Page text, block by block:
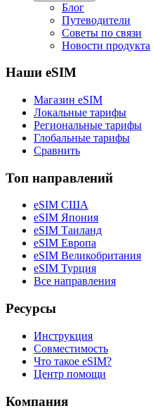
Блог
Путеводители
Советы по связи
Новости продукта
Наши eSIM
Магазин eSIM
Локальные тарифы
Региональные тарифы
Глобальные тарифы
Сравнить
Топ направлений
eSIM США
eSIM Япония
eSIM Таиланд
eSIM Европа
eSIM Великобритания
eSIM Турция
Все направления
Ресурсы
Инструкция
Совместимость
Что такое eSIM?
Центр помощи
Компания